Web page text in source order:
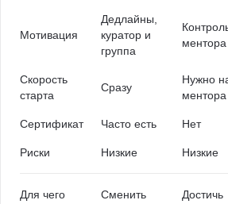
Мотивация
Дедлайны,
куратор и
группа
ментора
Скорость
старта
Сразу
Нужно
ментора
Сертификат Часто есть Нет
Риски Низкие Низкие
Для чего
Сменить
Достичь